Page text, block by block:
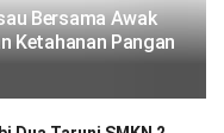
Bersama Awak
Ketahanan Pangan